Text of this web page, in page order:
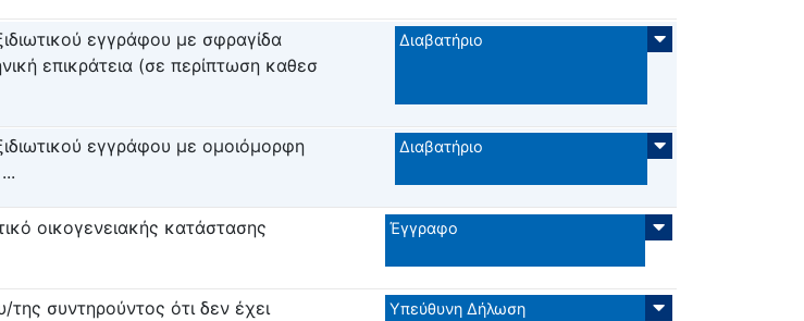
εγγράφου με σφραγίδα
επικράτεια (σε περίπτωση καθεσ
Διαβατήριο
εγγράφου με ομοιόμορφη
Διαβατήριο
οικογενειακής κατάστασης
Έγγραφο
συντηρούντος ότι δεν έχει
Υπεύθυνη Δήλωση